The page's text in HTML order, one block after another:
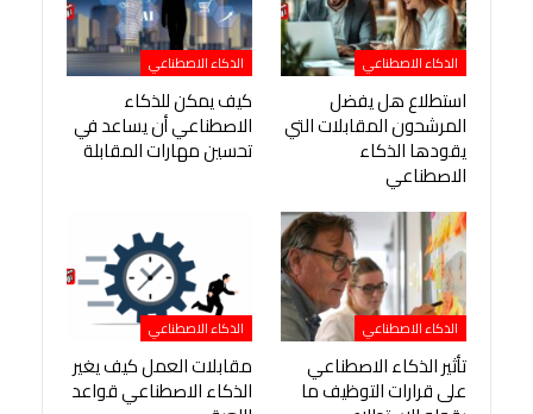
الذكاء الاصطناعي
استطلاع هل يفضل
المرشحون المقابلات التي
يقودها الذكاء
الاصطناعي
الذكاء الاصطناعي
كيف يمكن للذكاء
الاصطناعي أن يساعد في
تحسين مهارات المقابلة
الذكاء الاصطناعي
تأثير الذكاء الاصطناعي
على قرارات التوظيف ما
الذكاء الاصطناعي
مقابلات العمل كيف يغير
الذكاء الاصطناعي قواعد